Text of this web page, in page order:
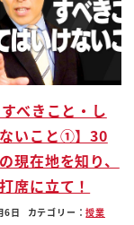
球を救う
とちょっとね
うねその相打
実はそれがあ
すべきこと・し
いこと①】30
現在地を知り、
席に立て！
6日 カテゴリー：授業